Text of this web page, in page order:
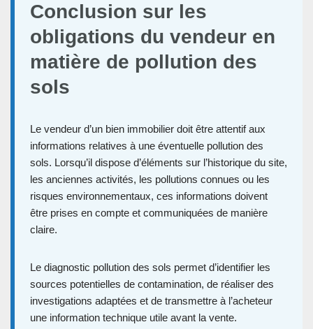
Conclusion sur les
obligations du vendeur en
matière de pollution des
sols
Le vendeur d’un bien immobilier doit être attentif aux
informations relatives à une éventuelle pollution des
sols. Lorsqu’il dispose d’éléments sur l’historique du site,
les anciennes activités, les pollutions connues ou les
risques environnementaux, ces informations doivent
être prises en compte et communiquées de manière
claire.
Le diagnostic pollution des sols permet d’identifier les
sources potentielles de contamination, de réaliser des
investigations adaptées et de transmettre à l’acheteur
une information technique utile avant la vente.